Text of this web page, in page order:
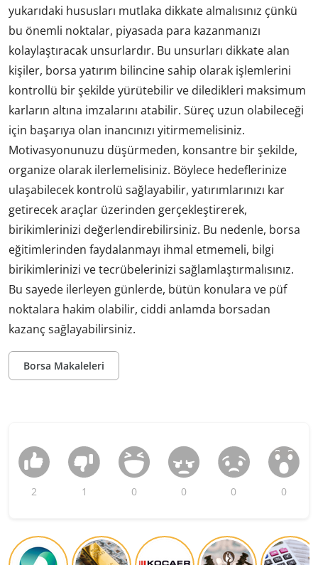
yukarıdaki hususları mutlaka dikkate almalısınız çünkü
bu önemli noktalar, piyasada para kazanmanızı
kolaylaştıracak unsurlardır. Bu unsurları dikkate alan
kişiler, borsa yatırım bilincine sahip olarak işlemlerini
kontrollü bir şekilde yürütebilir ve diledikleri maksimum
karların altına imzalarını atabilir. Süreç uzun olabileceği
için başarıya olan inancınızı yitirmemelisiniz.
Motivasyonunuzu düşürmeden, konsantre bir şekilde,
organize olarak ilerlemelisiniz. Böylece hedeflerinize
ulaşabilecek kontrolü sağlayabilir, yatırımlarınızı kar
getirecek araçlar üzerinden gerçekleştirerek,
birikimlerinizi değerlendirebilirsiniz. Bu nedenle, borsa
eğitimlerinden faydalanmayı ihmal etmemeli, bilgi
birikimlerinizi ve tecrübelerinizi sağlamlaştırmalısınız.
Bu sayede ilerleyen günlerde, bütün konulara ve püf
noktalara hakim olabilir, ciddi anlamda borsadan
kazanç sağlayabilirsiniz.
Borsa Makaleleri
2 1 0 0 0 0